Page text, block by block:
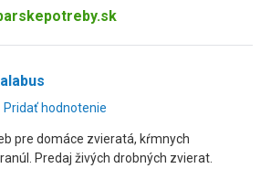
Pridať hodnotenie
pre domáce zvieratá, kŕmnych
Predaj živých drobných zvierat.